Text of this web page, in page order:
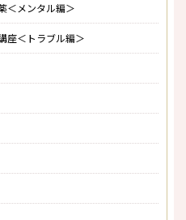
＜メンタル編＞
座＜トラブル編＞